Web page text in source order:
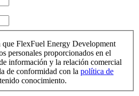
que FlexFuel Energy Development
personales proporcionados en el
información y la relación comercial
de conformidad con la política de
conocimiento.